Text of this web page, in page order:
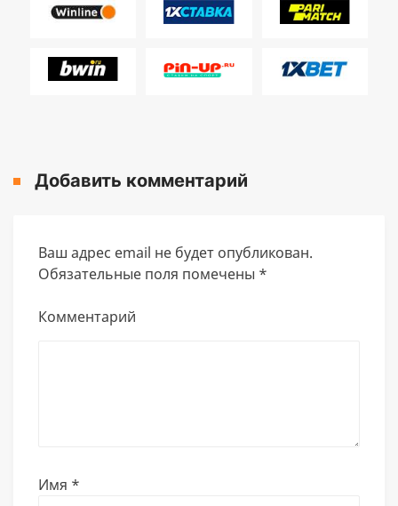
Добавить комментарий
Ваш адрес email не будет опубликован.
Обязательные поля помечены *
Комментарий
Имя *